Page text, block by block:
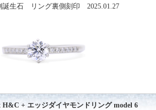
誕生石 リング裏側刻印 2025.01.27
H&C + エッジダイヤモンドリング model 6